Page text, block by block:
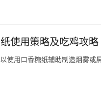
使用策略及吃鸡攻略
使用口香糖纸辅助制造烟雾或